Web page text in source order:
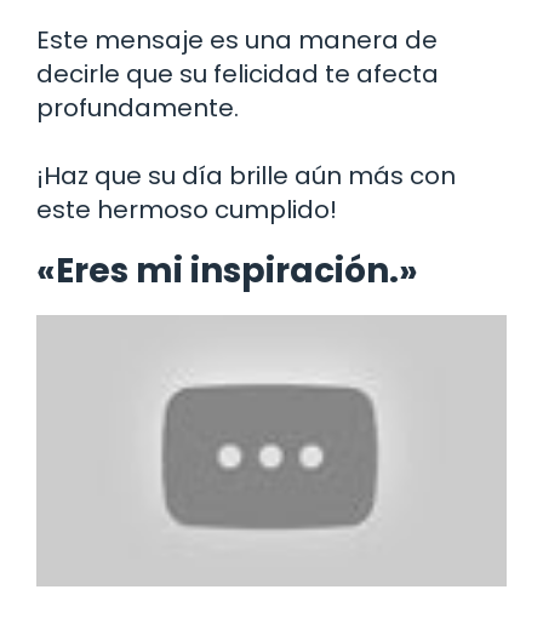
Este mensaje es una manera de
decirle que su felicidad te afecta
profundamente.
¡Haz que su día brille aún más con
este hermoso cumplido!
«Eres mi inspiración.»